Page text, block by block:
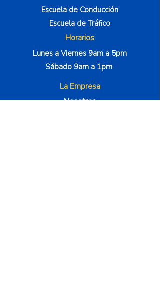
Escuela de Conducción
Escuela de Tráfico
Horarios
Lunes a Viernes 9am a 5pm
Sábado 9am a 1pm
La Empresa
Nosotros